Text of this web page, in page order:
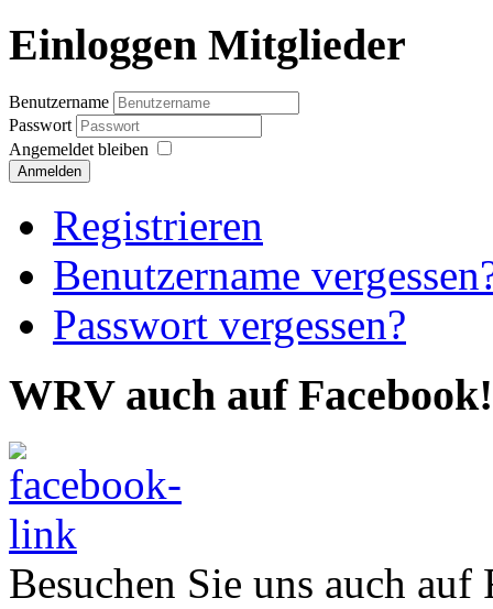
Einloggen Mitglieder
Benutzername
Passwort
Angemeldet bleiben
Anmelden
Registrieren
Benutzername
Passwort vergessen?
WRV auch auf Facebook!
Besuchen Sie uns auch auf